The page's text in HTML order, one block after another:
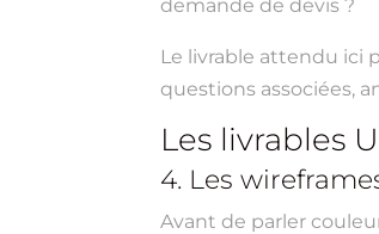
demande de devis ?
Le livrable attendu ici
questions associées,
Les livrables
4. Les
Avant de parler